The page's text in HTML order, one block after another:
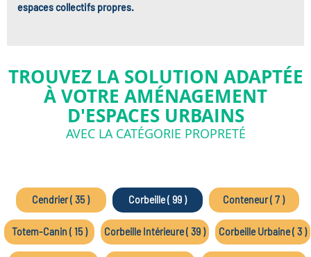
espaces collectifs propres.
TROUVEZ LA SOLUTION ADAPTÉE
À VOTRE AMÉNAGEMENT
D'ESPACES URBAINS
AVEC LA CATÉGORIE PROPRETÉ
Cendrier ( 35 ) Corbeille ( 99 ) Conteneur ( 7 )
Totem-Canin ( 15 ) Corbeille Intérieure ( 39 ) Corbeille Urbaine ( 3 )